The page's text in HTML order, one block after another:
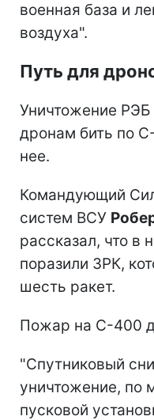
военная база и
воздуха".
Путь для
Уничтожение РЭБ
дронам бить по
нее.
Командующий
систем ВСУ
рассказал, что в
поразили ЗРК,
шесть ракет.
Пожар на С-400
"Спутниковый
уничтожение, по
пусковой